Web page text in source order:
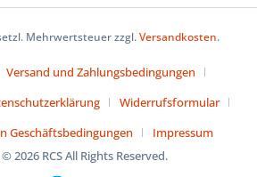
Mehrwertsteuer zzgl.Versandkosten.
Versand und Zahlungsbedingungen
Widerrufsformular
Geschäftsbedingungen
Impressum
2026 RCS All Rights Reserved.